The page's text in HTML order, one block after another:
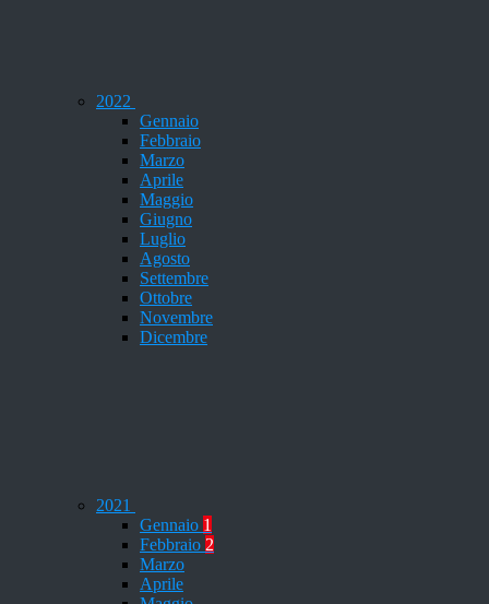
2022
Gennaio
Febbraio
Marzo
Aprile
Maggio
Giugno
Luglio
Agosto
Settembre
Ottobre
Novembre
Dicembre
2021
Gennaio 1
Febbraio 2
Marzo
Aprile